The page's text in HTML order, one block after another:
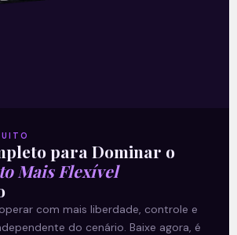
para Dominar o
Mais Flexível
com mais liberdade, controle e
do cenário. Baixe agora, é